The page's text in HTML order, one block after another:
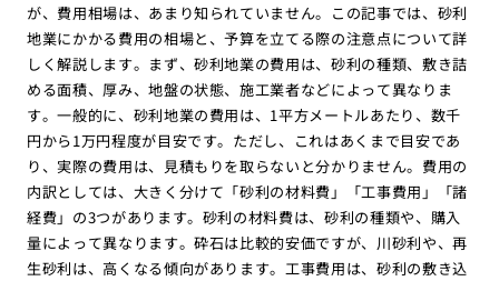
が、費用相場は、あまり知られていません。この記事では、砂利
地業にかかる費用の相場と、予算を立てる際の注意点について詳
しく解説します。まず、砂利地業の費用は、砂利の種類、敷き詰
める面積、厚み、地盤の状態、施工業者などによって異なりま
す。一般的に、砂利地業の費用は、1平方メートルあたり、数千
円から1万円程度が目安です。ただし、これはあくまで目安であ
り、実際の費用は、見積もりを取らないと分かりません。費用の
内訳としては、大きく分けて「砂利の材料費」「工事費用」「諸
経費」の3つがあります。砂利の材料費は、砂利の種類や、購入
量によって異なります。砕石は比較的安価ですが、川砂利や、再
生砂利は、高くなる傾向があります。工事費用は、砂利の敷き込